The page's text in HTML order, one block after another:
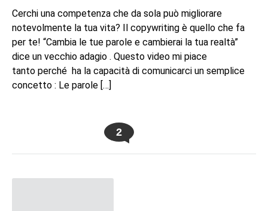
Cerchi una competenza che da sola può migliorare
notevolmente la tua vita? Il copywriting è quello che fa
per te! “Cambia le tue parole e cambierai la tua realtà”
dice un vecchio adagio . Questo video mi piace
tanto perché ha la capacità di comunicarci un semplice
concetto : Le parole […]
2